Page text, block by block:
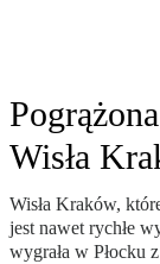
Wisła
Wisła Kraków,
jest nawet rychłe
wygrała w Płocku